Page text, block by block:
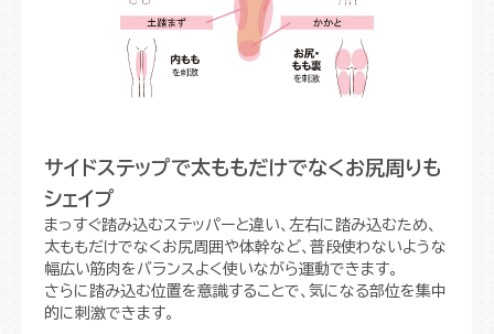
サイドステップで太ももだけでなくお尻周りも
シェイプ
まっすぐ踏み込むステッパーと違い、左右に踏み込むため、
太ももだけでなくお尻周囲や体幹など、普段使わないような
幅広い筋肉をバランスよく使いながら運動できます。
さらに踏み込む位置を意識することで、気になる部位を集中
的に刺激できます。